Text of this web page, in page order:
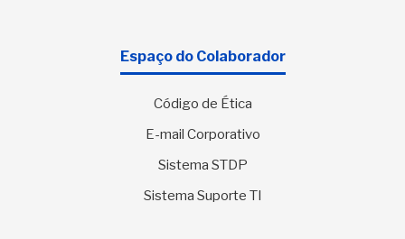
Espaço do Colaborador
Código de Ética
E-mail Corporativo
Sistema STDP
Sistema Suporte TI